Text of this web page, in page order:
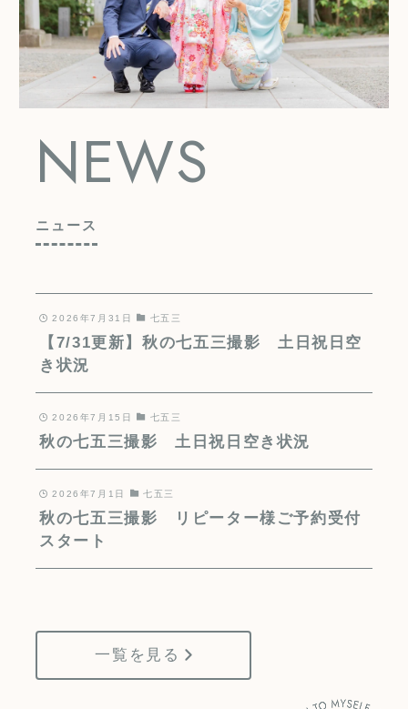
NEWS
ニュース
2026年7月31日 七五三
【7/31更新】秋の七五三撮影 土日祝日空
き状況
2026年7月15日 七五三
秋の七五三撮影 土日祝日空き状況
2026年7月1日 七五三
秋の七五三撮影 リピーター様ご予約受付
スタート
一覧を見る